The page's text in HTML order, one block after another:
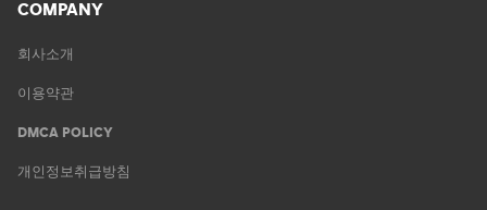
COMPANY
회사소개
이용약관
DMCA POLICY
개인정보취급방침